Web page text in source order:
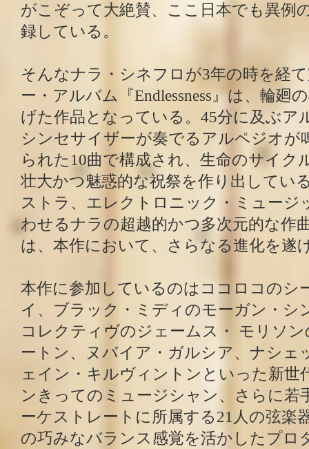
がこぞって大絶賛、ここ日本でも異例
録している。
そんなナラ・シネフロが3年の時を経
ー・アルバム『Endlessness』は、輪廻
げた作品となっている。45分に及ぶア
シンセサイザーが奏でるアルペジオが
られた10曲で構成され、生命のサイク
壮大かつ魅惑的な祝祭を作り出してい
ストラ、エレクトロニック・ミュージ
わせるナラの超越的かつ多次元的な作
は、本作において、さらなる進化を遂
本作に参加しているのはココロコのシ
イ、ブラック・ミディのモーガン・シ
コレクティヴのジェームス・ モリソ
ートン、ヌバイア・ガルシア、ナシェ
ェイン・キルヴィントンといった新世
ンきってのミュージシャン、さらに若
ーケストレートに所属する21人の弦楽
の巧みなバランス感覚を活かしたプロ